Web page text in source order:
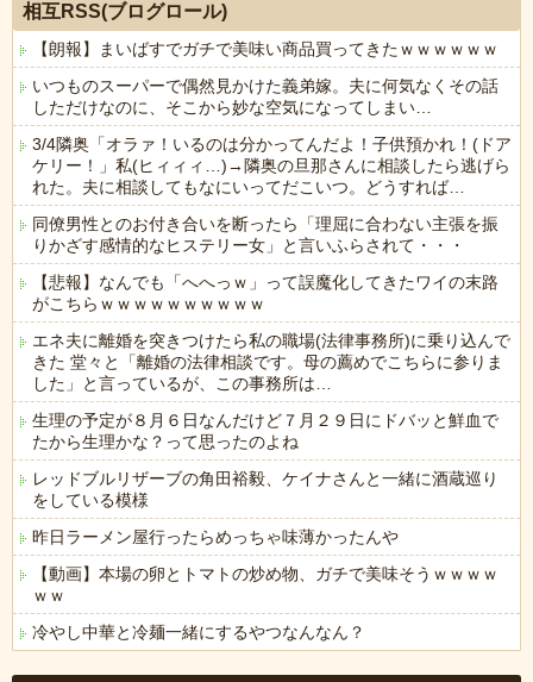
相互RSS(ブログロール)
【朗報】まいばすでガチで美味い商品買ってきたｗｗｗｗｗｗ
いつものスーパーで偶然見かけた義弟嫁。夫に何気なくその話
しただけなのに、そこから妙な空気になってしまい…
3/4隣奥「オラァ！いるのは分かってんだよ！子供預かれ！(ドア
ケリー！」私(ヒィィィ…)→隣奥の旦那さんに相談したら逃げら
れた。夫に相談してもなにいってだこいつ。どうすれば…
同僚男性とのお付き合いを断ったら「理屈に合わない主張を振
りかざす感情的なヒステリー女」と言いふらされて・・・
【悲報】なんでも「へへっｗ」って誤魔化してきたワイの末路
がこちらｗｗｗｗｗｗｗｗｗｗ
エネ夫に離婚を突きつけたら私の職場(法律事務所)に乗り込んで
きた 堂々と「離婚の法律相談です。母の薦めでこちらに参りま
した」と言っているが、この事務所は…
生理の予定が８月６日なんだけど７月２９日にドバッと鮮血で
たから生理かな？って思ったのよね
レッドブルリザーブの角田裕毅、ケイナさんと一緒に酒蔵巡り
をしている模様
昨日ラーメン屋行ったらめっちゃ味薄かったんや
【動画】本場の卵とトマトの炒め物、ガチで美味そうｗｗｗｗ
ｗｗ
冷やし中華と冷麺一緒にするやつなんなん？